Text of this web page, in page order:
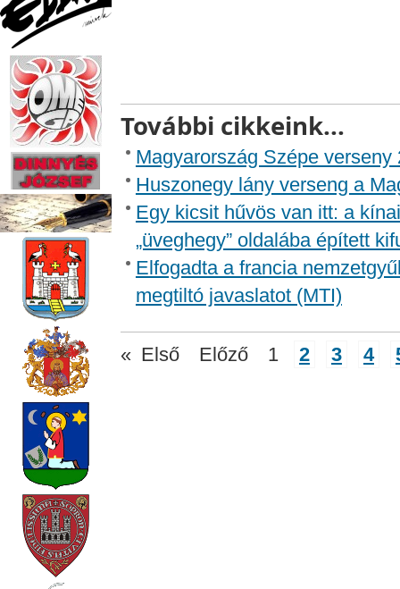
További cikkeink...
Magyarország Szépe verseny
Huszonegy lány verseng a
Egy kicsit hűvös van itt: a
„üveghegy” oldalába épített
Elfogadta a francia
megtiltó javaslatot (MTI)
« Első Előző 1 2 3 4